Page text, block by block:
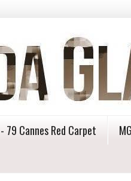
79 Cannes Red Carpet